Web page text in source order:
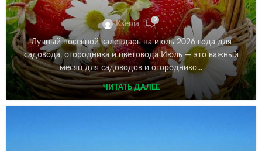
Ksenia 0
Лунный посевной календарь на июль 2026 года для
садовода, огородника и цветовода Июль — это важный
месяц для садоводов и огороднико...
ЧИТАТЬ ДАЛЕЕ